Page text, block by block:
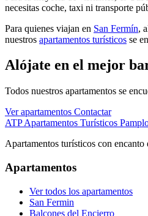
necesitas coche, taxi ni transporte
Para quienes viajan en San Fermín,
nuestros apartamentos turísticos se
Alójate en el mejor
Todos nuestros apartamentos se
Ver apartamentos Contactar
ATP Apartamentos Turísticos
Apartamentos turísticos con
Apartamentos
Ver todos los apartamentos
San Fermin
Balcones del Encierro